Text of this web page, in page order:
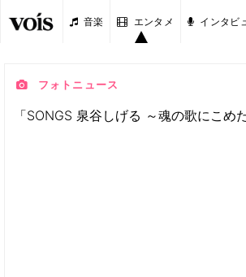
音楽 エンタメ インタビ
フォトニュース
「SONGS 泉谷しげる ～魂の歌にこめ